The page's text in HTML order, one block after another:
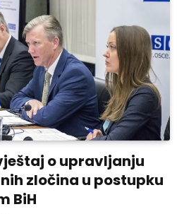
o upravljanju
zločina u postupku
BiH